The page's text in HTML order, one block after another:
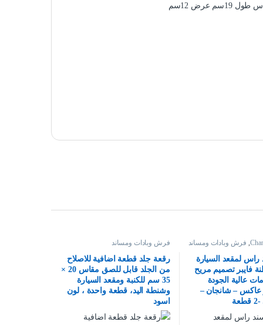
عرض 12سم
, فرش وبادات ومساند
لمقعد السيارة
فايبر تصميم مريح
عالية الجودة
عاكس – شانجان –
فرش وبادات ومساند
رقعة جلد قطعة اضافية للاصلاح
من الجلد قابل للصق مقاس 20 ×
35 سم للكنبة ومقعد السيارة
وشنطة اليد، قطعة واحدة ، لون
اسود